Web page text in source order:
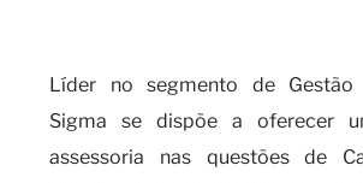
Líder no segmento de Gestão
Sigma se dispõe a oferecer
assessoria nas questões de